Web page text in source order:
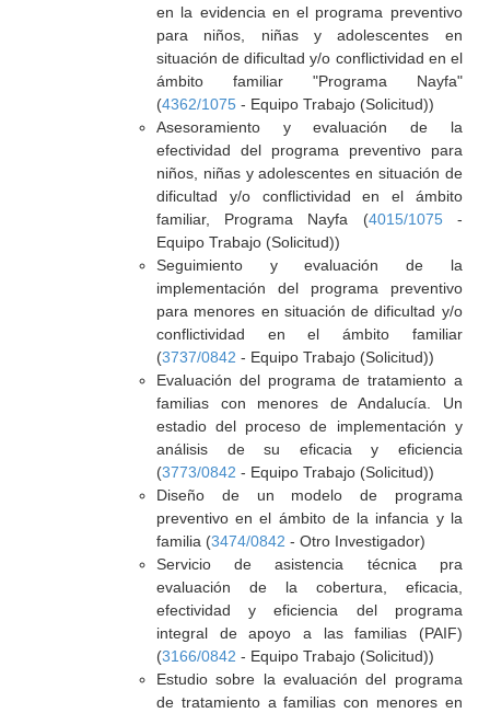
en la evidencia en el programa preventivo
para niños, niñas y adolescentes en
situación de dificultad y/o conflictividad en el
ámbito familiar "Programa Nayfa"
(4362/1075- Equipo Trabajo (Solicitud))
Asesoramiento y evaluación de la
efectividad del programa preventivo para
niños, niñas y adolescentes en situación de
dificultad y/o conflictividad en el ámbito
familiar, Programa Nayfa (4015/1075-
Equipo Trabajo (Solicitud))
Seguimiento y evaluación de la
implementación del programa preventivo
para menores en situación de dificultad y/o
conflictividad en el ámbito familiar
(3737/0842 - Equipo Trabajo (Solicitud))
Evaluación del programa de tratamiento a
familias con menores de Andalucía. Un
estadio del proceso de implementación y
análisis de su eficacia y eficiencia
(3773/0842 - Equipo Trabajo (Solicitud))
Diseño de un modelo de programa
preventivo en el ámbito de la infancia y la
familia (3474/0842 - Otro Investigador)
Servicio de asistencia técnica pra
evaluación de la cobertura, eficacia,
efectividad y eficiencia del programa
integral de apoyo a las familias (PAIF)
(3166/0842 - Equipo Trabajo (Solicitud))
Estudio sobre la evaluación del programa
de tratamiento a familias con menores en